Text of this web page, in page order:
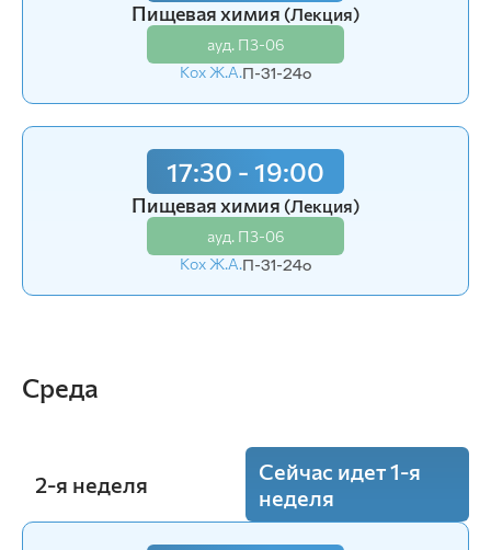
Пищевая химия (Лекция)
ауд. П3-06
Кох Ж.А.П-31-24o
17:30 - 19:00
Пищевая химия (Лекция)
ауд. П3-06
Кох Ж.А.П-31-24o
Технология продуктов питания
ауд. П3-06
Кох Ж.А.П-34-25o
17:30 - 19:00
Технология продуктов питания
ауд. П3-06
Кох Ж.А.П-34-25o
Среда
2-я неделя
Сейчас идет 1-я
неделя